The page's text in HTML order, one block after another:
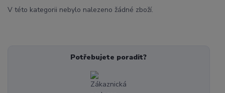
V této kategorii nebylo nalezeno žádné zboží.
Potřebujete poradit?